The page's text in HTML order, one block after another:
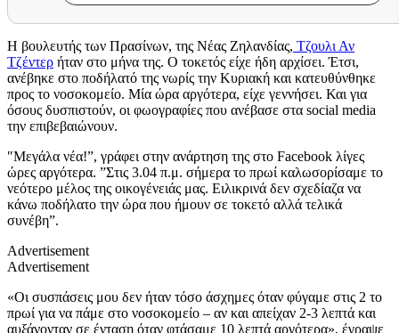
Η βουλευτής των Πρασίνων, της Νέας Ζηλανδίας, Τζουλι Αν
Τζέντερ ήταν στο μήνα της. Ο τοκετός είχε ήδη αρχίσει. Έτσι,
ανέβηκε στο ποδήλατό της νωρίς την Κυριακή και κατευθύνθηκε
προς το νοσοκομείο. Μία ώρα αργότερα, είχε γεννήσει. Και για
όσους δυσπιστούν, οι φωογραφίες που ανέβασε στα social media
την επιβεβαιώνουν.
″Μεγάλα νέα!”, γράφει στην ανάρτηση της στο Facebook λίγες
ώρες αργότερα. ”Στις 3.04 π.μ. σήμερα το πρωί καλωσορίσαμε το
νεότερο μέλος της οικογένειάς μας. Ειλικρινά δεν σχεδίαζα να
κάνω ποδήλατο την ώρα που ήμουν σε τοκετό αλλά τελικά
συνέβη”.
Advertisement
Advertisement
«Οι συσπάσεις μου δεν ήταν τόσο άσχημες όταν φύγαμε στις 2 το
πρωί για να πάμε στο νοσοκομείο – αν και απείχαν 2-3 λεπτά και
αυξάνονταν σε ένταση όταν φτάσαμε 10 λεπτά αργότερα», έγραψε